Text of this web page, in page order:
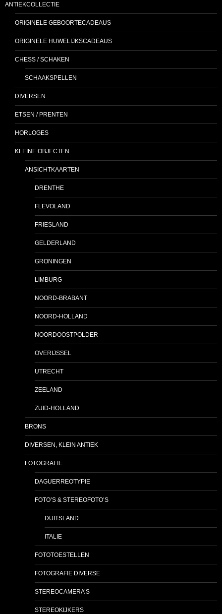
ANTIEKCOLLECTIE
ORIGINELE GEBOORTECADEAUS
ORIGINELE HUWELIJKSCADEAUS
CHESS / SCHAKEN
SCHAAKSPELLEN
DIVERSEN
ETSEN / PRENTEN
HORLOGES
KLEINE OBJECTEN
ANSICHTKAARTEN
DRENTHE
FLEVOLAND
FRIESLAND
GELDERLAND
GRONINGEN
LIMBURG
NOORD-BRABANT
NOORD-HOLLAND
NOORDOOSTPOLDER
OVERIJSSEL
UTRECHT
ZEELAND
ZUID-HOLLAND
BRONS
DIVERSEN, KLEIN ANTIEK
FOTOGRAFIE
DAGUERREOTYPIE
FOTO’S & STEREOFOTO’S
DUITSLAND
ITALIE
FOTOTOESTELLEN
FOTOGRAFIE DIVERSE
STEREOCAMERA’S
STEREOKIJKERS